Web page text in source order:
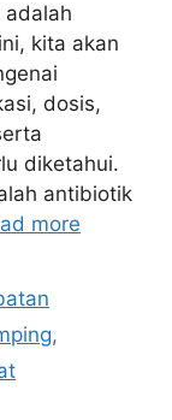
adalah
kita akan
dosis,
diketahui.
antibiotik
more
,